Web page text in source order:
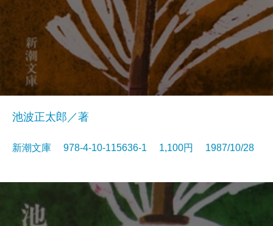
池波正太郎／著
新潮文庫 978-4-10-115636-1 1,100円 1987/10/28